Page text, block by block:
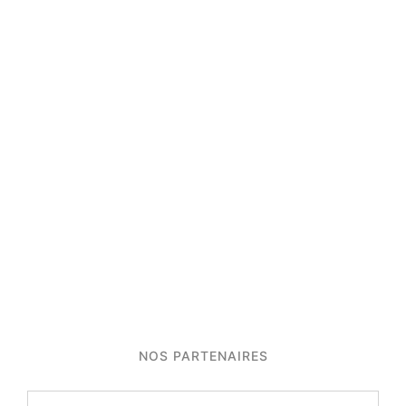
NOS PARTENAIRES